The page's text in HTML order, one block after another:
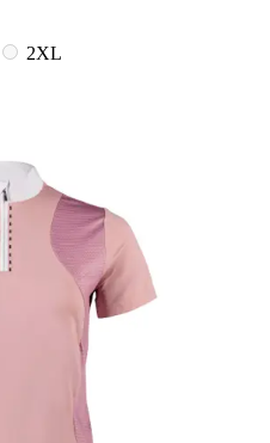
2XL